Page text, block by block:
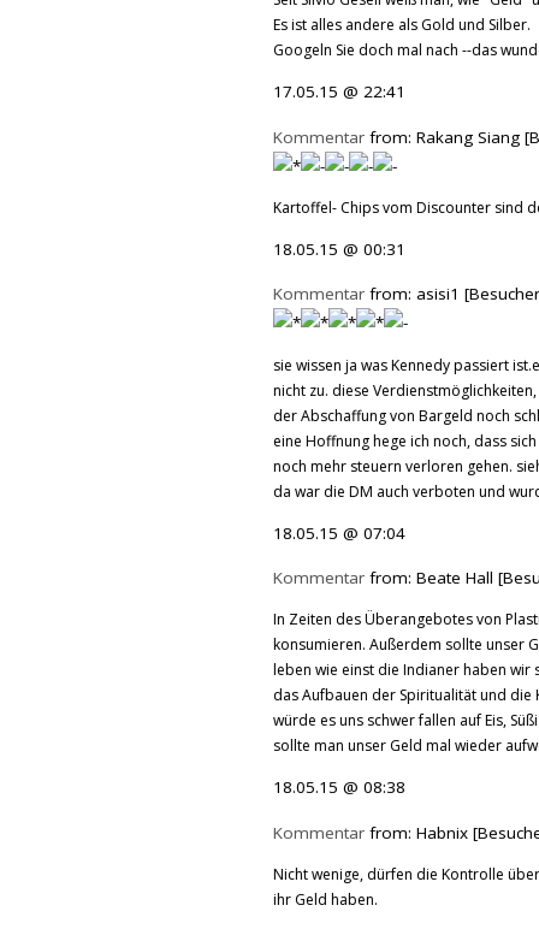
Es ist alles andere als Gold und Silber.
Googeln Sie doch mal nach --das
17.05.15 @ 22:41
Kommentar from: Rakang Siang
Kartoffel- Chips vom Discounter sind
18.05.15 @ 00:31
Kommentar from: asisi1
sie wissen ja was Kennedy passiert
nicht zu. diese
der Abschaffung von Bargeld noch
eine Hoffnung hege ich noch, dass
noch mehr steuern verloren gehen.
da war die DM auch verboten und
18.05.15 @ 07:04
Kommentar from: Beate Hall
In Zeiten des Überangebotes von
konsumieren. Außerdem sollte unser
leben wie einst die Indianer haben wir
das Aufbauen der Spiritualität und
würde es uns schwer fallen auf Eis,
sollte man unser Geld mal wieder
18.05.15 @ 08:38
Kommentar from: Habnix
Nicht wenige, dürfen die Kontrolle
ihr Geld haben.